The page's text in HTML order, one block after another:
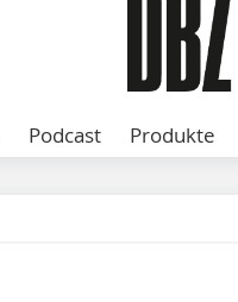
Podcast Produkte